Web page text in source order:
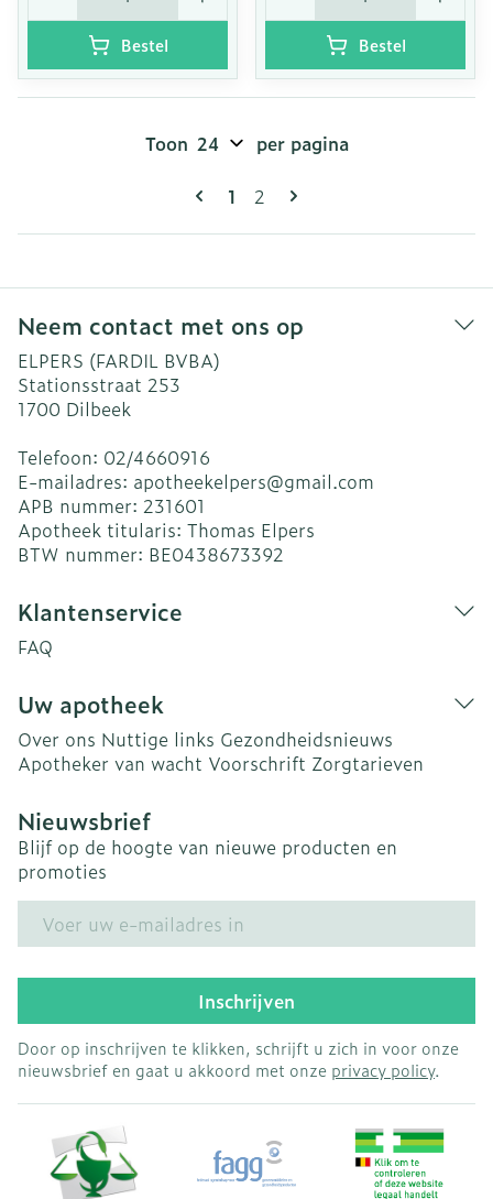
Bestel Bestel
Pagina's
U lees momenteel pagina
1 Pagina
2
Toon per pagina
Neem contact met ons op
ELPERS (FARDIL BVBA)
Stationsstraat 253
1700 Dilbeek
Telefoon: 02/4660916
E-mailadres: apotheekelpers@gmail.com
APB nummer: 231601
Apotheek titularis: Thomas Elpers
BTW nummer: BE0438673392
Klantenservice
FAQ
Uw apotheek
Over ons Nuttige links Gezondheidsnieuws
Apotheker van wacht Voorschrift Zorgtarieven
Nieuwsbrief
Blijf op de hoogte van nieuwe producten en
promoties
Inschrijven
Door op inschrijven te klikken, schrijft u zich in voor onze
nieuwsbrief en gaat u akkoord met onze privacy policy.